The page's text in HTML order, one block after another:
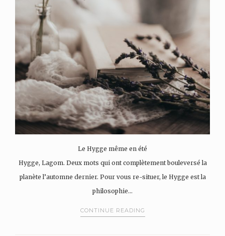
Le Hygge même en été
Hygge, Lagom. Deux mots qui ont complètement bouleversé la
planète l’automne dernier. Pour vous re-situer, le Hygge est la
philosophie…
CONTINUE READING